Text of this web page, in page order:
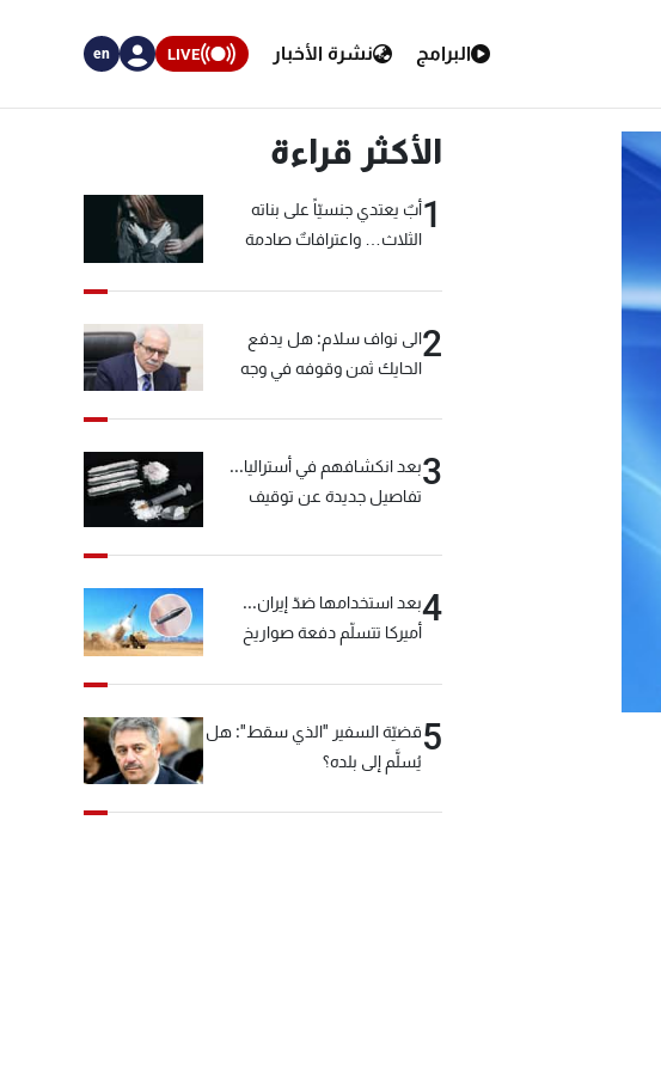
البرامج نشرة الأخبار LIVE
en
الأكثر قراءة
1أبٌ يعتدي جنسيّاً على بناته
الثلاث… واعترافاتٌ صادمة
2الى نواف سلام: هل يدفع
الحايك ثمن وقوفه في وجه
3بعد انكشافهم في أستراليا...
تفاصيل جديدة عن توقيف
4بعد استخدامها ضدّ إيران...
أميركا تتسلّم دفعة صواريخ
5قضيّة السفير "الذي سقط": هل
يُسلَّم إلى بلده؟